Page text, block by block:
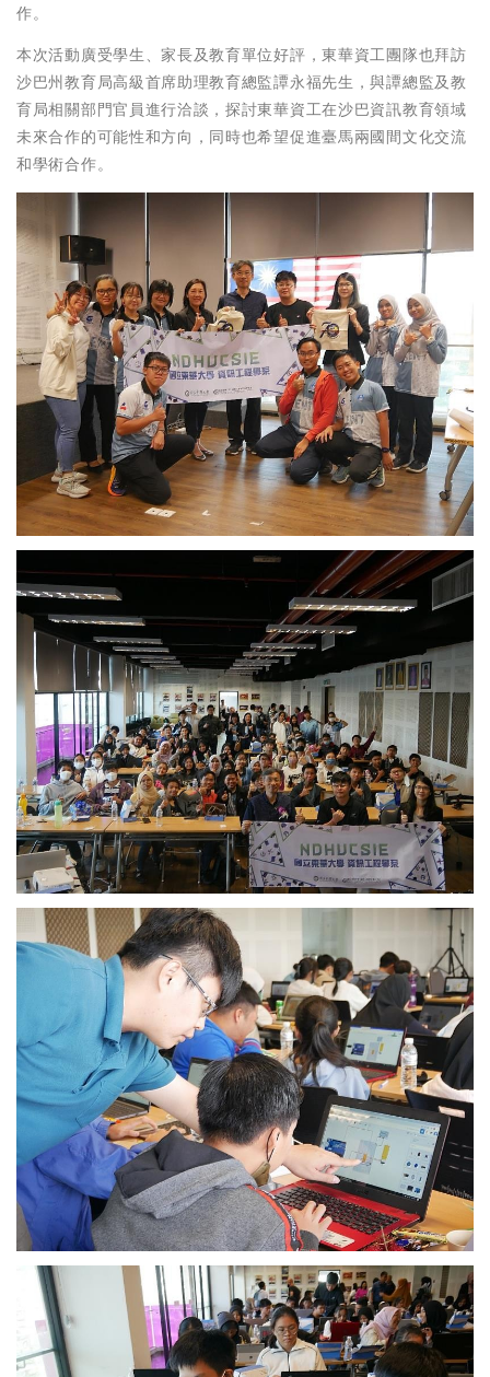
作。
本次活動廣受學生、家長及教育單位好評，東華資工團隊也拜訪
沙巴州教育局高級首席助理教育總監譚永福先生，與譚總監及教
育局相關部門官員進行洽談，探討東華資工在沙巴資訊教育領域
未來合作的可能性和方向，同時也希望促進臺馬兩國間文化交流
和學術合作。